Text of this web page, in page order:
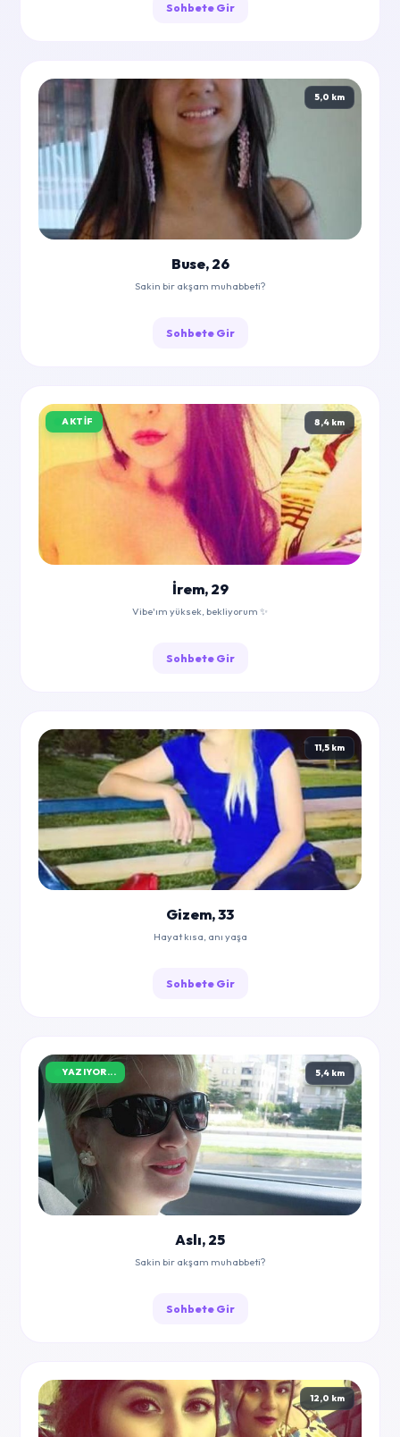
Sohbete Gir
5,0 km
Buse, 26
Sakin bir akşam muhabbeti?
Sohbete Gir
AKTIF 8,4 km
İrem, 29
Vibe'ım yüksek, bekliyorum ✨
Sohbete Gir
11,5 km
Gizem, 33
Hayat kısa, anı yaşa
Sohbete Gir
YAZIYOR... 5,4 km
Aslı, 25
Sakin bir akşam muhabbeti?
Sohbete Gir
12,0 km